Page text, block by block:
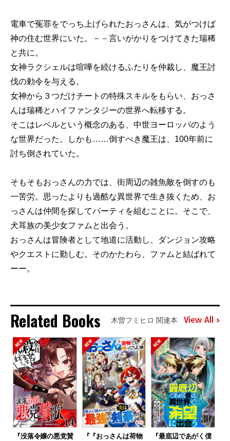
電車で冤罪をでっち上げられたおっさんは、気がつけば
神の住む世界にいた。－－言いがかりをつけてきた瑞稀
と共に。
女神ラクシェルは喧嘩を続けるふたりを仲裁し、魔王討
伐の勅令を与える。
女神から３つだけチートの特殊スキルをもらい、おっさ
んは瑞稀とハイファンタジーの世界へ転移する。
そこはレベルという概念のある、中世ヨーロッパのよう
な世界だった。しかも……倒すべき魔王は、100年前に
討ち倒されていた。
そもそもおっさんの力では、街周辺の雑魚敵を倒すのも
一苦労。思ったよりも過酷な異世界で生き抜くため、お
っさんは仲間を探してパーティを組むことに。そこで、
犬耳族の美少女ファムと出会う。
おっさんは冒険者として地道に活動し、ダンジョン攻略
やクエストに勤しむ。そのかたわら、ファムと結ばれて
ーー。
Related Books 木曽フミヒロ 関連本 View All
『没落令嬢の悪党賛
『『おっさんは荷物
『最底辺であがく僕